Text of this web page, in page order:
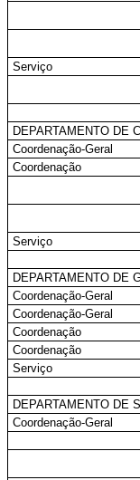
Serviço
DEPARTAMENTO DE
Coordenação-Geral
Coordenação
Serviço
DEPARTAMENTO DE
Coordenação-Geral
Coordenação-Geral
Coordenação
Coordenação
Serviço
DEPARTAMENTO DE
Coordenação-Geral